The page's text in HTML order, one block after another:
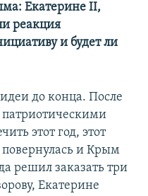
Екатерине II,
реакция
и будет ли
до конца. После
этот год, этот
повернулась и Крым
решил заказать три
Екатерине